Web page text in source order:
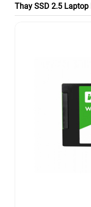
Thay SSD 2.5 Laptop